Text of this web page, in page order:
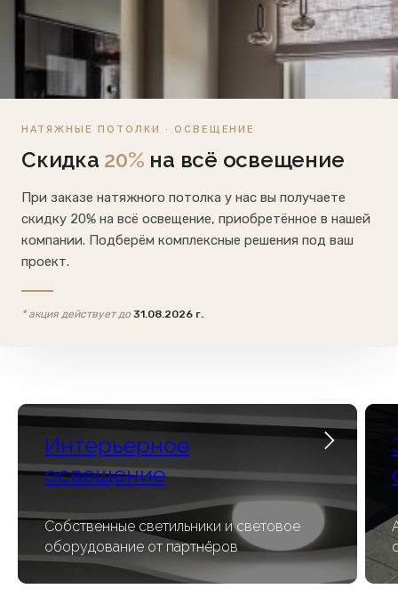
НАТЯЖНЫЕ ПОТОЛКИ · ОСВЕЩЕНИЕ
Скидка 20% на всё освещение
При заказе натяжного потолка у нас вы получаете
скидку 20% на всё освещение, приобретённое в нашей
компании. Подберём комплексные решения под ваш
проект.
* акция действует до31.08.2026 г.
Интерьерное
освещение
Собственные светильники и световое
оборудование от партнёров